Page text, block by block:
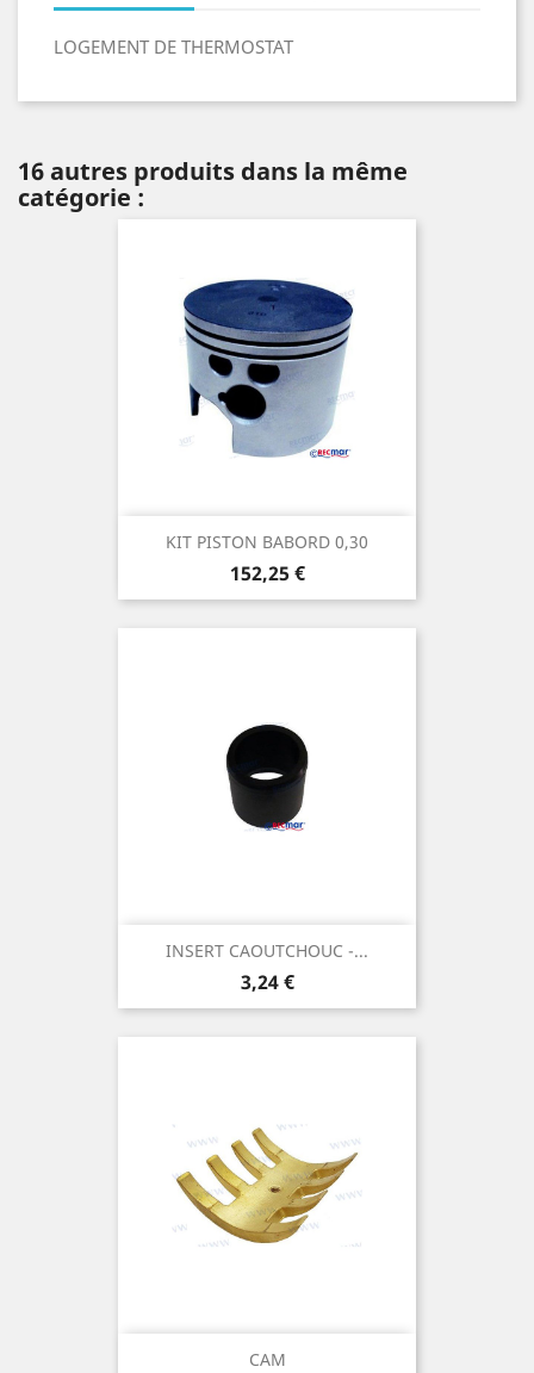
LOGEMENT DE THERMOSTAT
16 autres produits dans la même
catégorie :
KIT PISTON BABORD 0,30
Prix
152,25 €
INSERT CAOUTCHOUC -...
Prix
3,24 €
CAM